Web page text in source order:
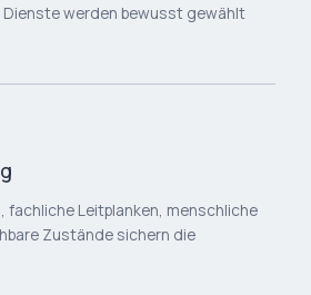
Dienste werden bewusst gewählt
Leitplanken, menschliche
Zustände sichern die